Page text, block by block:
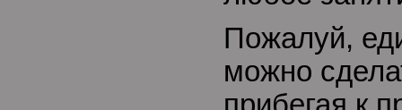
Пожалуй,
можно